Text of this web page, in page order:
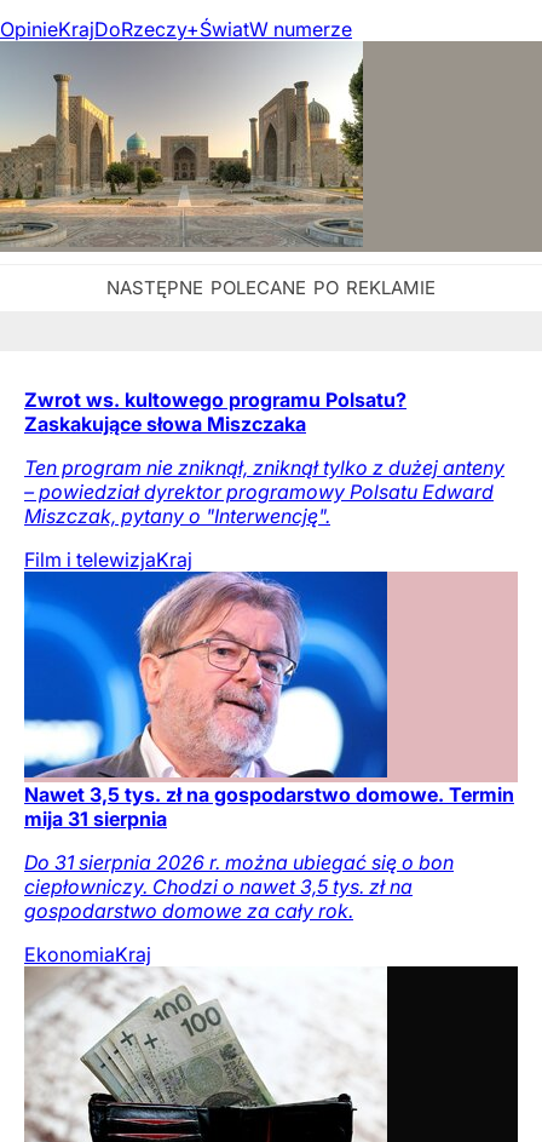
OpinieKrajDoRzeczy+ŚwiatW numerze
Zwrot ws. kultowego programu Polsatu?
Zaskakujące słowa Miszczaka
Ten program nie zniknął, zniknął tylko z dużej anteny
– powiedział dyrektor programowy Polsatu Edward
Miszczak, pytany o "Interwencję".
Film i telewizjaKraj
Nawet 3,5 tys. zł na gospodarstwo domowe. Termin
mija 31 sierpnia
Do 31 sierpnia 2026 r. można ubiegać się o bon
ciepłowniczy. Chodzi o nawet 3,5 tys. zł na
gospodarstwo domowe za cały rok.
EkonomiaKraj